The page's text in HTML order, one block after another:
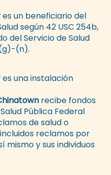
es un beneficiario del
según 42 USC 254b,
del Servicio de Salud
(g)-(n).
es una instalación
recibe fondos
Pública Federal
de salud o
reclamos por
mismo y sus individuos